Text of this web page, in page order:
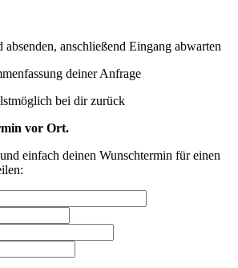
anschließend Eingang abwarten
deiner Anfrage
bei dir zurück
vor Ort.
einfach deinen Wunschtermin für einen